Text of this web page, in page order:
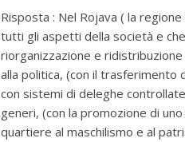
Risposta : Nel Rojava ( la
tutti gli aspetti della società e
riorganizzazione e
alla politica, (con il trasferimento
con sistemi di deleghe
generi, (con la promozione di
quartiere al maschilismo e al